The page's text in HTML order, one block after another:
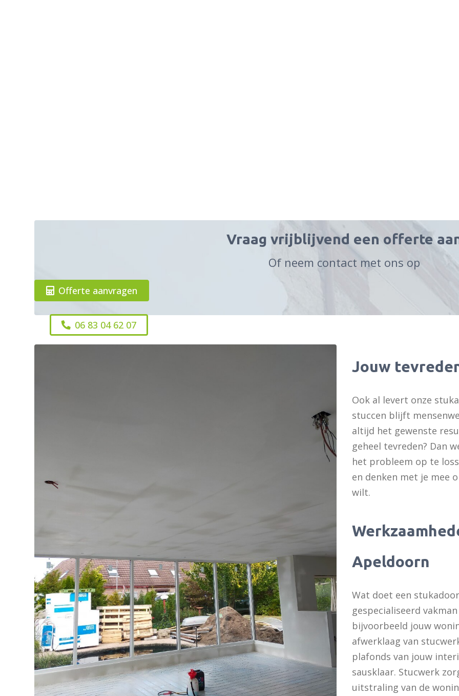
Vraag vrijblijvend een offerte
Of neem contact met ons op
Offerte aanvragen
06 83 04 62 07
Jouw
Ook al levert onze
stuccen blijft
altijd het gewenste
geheel tevreden? Dan
het probleem op te
en denken met je mee
wilt.
Apeldoorn
Wat doet een
gespecialiseerd
bijvoorbeeld jouw
afwerklaag van
plafonds van jouw
sausklaar. Stucwerk
uitstraling van de